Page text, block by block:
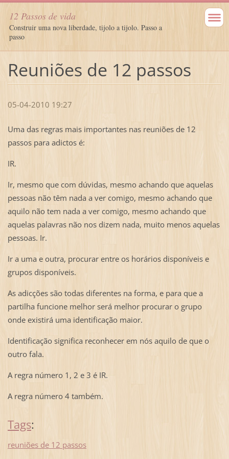
12 Passos de vida
Construir uma nova liberdade, tijolo a tijolo. Passo a
passo
Reuniões de 12 passos
05-04-2010 19:27
Uma das regras mais importantes nas reuniões de 12
passos para adictos é:
IR.
Ir, mesmo que com dúvidas, mesmo achando que aquelas
pessoas não têm nada a ver comigo, mesmo achando que
aquilo não tem nada a ver comigo, mesmo achando que
aquelas palavras não nos dizem nada, muito menos aquelas
pessoas. Ir.
Ir a uma e outra, procurar entre os horários disponíveis e
grupos disponíveis.
As adicções são todas diferentes na forma, e para que a
partilha funcione melhor será melhor procurar o grupo
onde existirá uma identificação maior.
Identificação significa reconhecer em nós aquilo de que o
outro fala.
A regra número 1, 2 e 3 é IR.
A regra número 4 também.
Tags:
reuniões de 12 passos